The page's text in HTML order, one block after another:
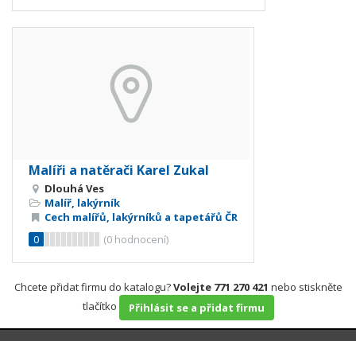
Malíři a natěrači Karel Zukal
Dlouhá Ves
Malíř, lakýrník
Cech malířů, lakýrníků a tapetářů ČR
0
(0 hodnocení)
Chcete přidat firmu do katalogu?Volejte 771 270 421 nebo stiskněte
tlačítko
Přihlásit se a přidat firmu